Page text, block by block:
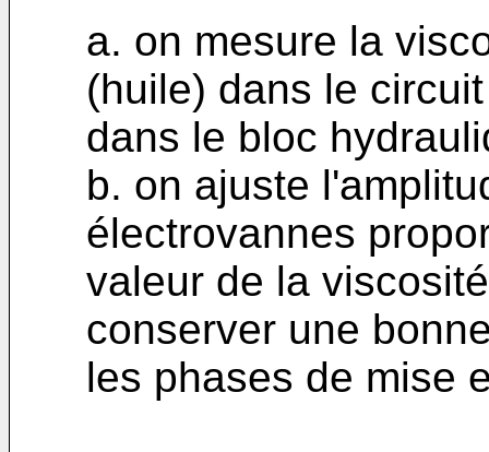
a. on mesure la
(huile) dans le
dans le bloc
b. on ajuste
électrovannes
valeur de la
conserver une
les phases de mise